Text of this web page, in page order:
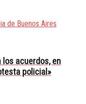
de Buenos Aires
acuerdos, en
policial»